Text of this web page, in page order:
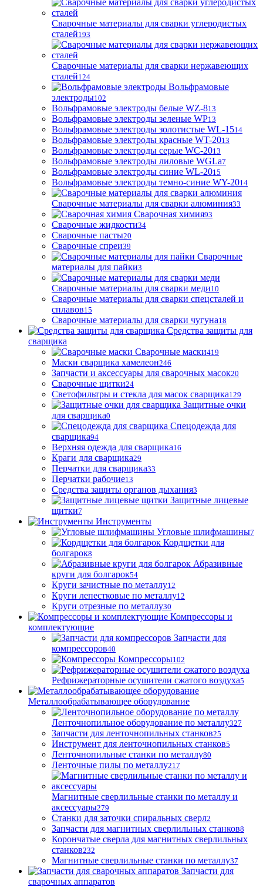
Сварочные материалы для сварки углеродистых
сталей193
Сварочные материалы для сварки нержавеющих
сталей124
Вольфрамовые
электроды102
Вольфрамовые электроды белые WZ-813
Вольфрамовые электроды зеленые WP13
Вольфрамовые электроды золотистые WL-1514
Вольфрамовые электроды красные WT-2013
Вольфрамовые электроды серые WC-2013
Вольфрамовые электроды лиловые WGLa7
Вольфрамовые электроды синие WL-2015
Вольфрамовые электроды темно-синие WY-2014
Сварочные материалы для сварки алюминия33
Сварочная химия93
Сварочные жидкости34
Сварочные пасты20
Сварочные спреи39
Сварочные
материалы для пайки3
Сварочные материалы для сварки меди10
Сварочные материалы для сварки спецсталей и
сплавов15
Сварочные материалы для сварки чугуна18
Средства защиты для
сварщика
Сварочные маски419
Маски сварщика хамелеон246
Запчасти и аксессуары для сварочных масок20
Сварочные щитки24
Светофильтры и стекла для масок сварщика129
Защитные очки
для сварщика0
Спецодежда для
сварщика94
Верхняя одежда для сварщика16
Краги для сварщика29
Перчатки для сварщика33
Перчатки рабочие13
Средства защиты органов дыхания3
Защитные лицевые
щитки7
Инструменты
Угловые шлифмашины7
Кордщетки для
болгарок8
Абразивные
круги для болгарок54
Круги зачистные по металлу12
Круги лепестковые по металлу12
Круги отрезные по металлу30
Компрессоры и
комплектующие
Запчасти для
компрессоров40
Компрессоры102
Рефрижераторные осушители сжатого воздуха5
Металлообрабатывающее оборудование
Ленточнопильное оборудование по металлу327
Запчасти для ленточнопильных станков25
Инструмент для ленточнопильных станков5
Ленточнопильные станки по металлу80
Ленточные пилы по металлу217
Магнитные сверлильные станки по металлу и
аксессуары279
Станки для заточки спиральных сверл2
Запчасти для магнитных сверлильных станков8
Корончатые сверла для магнитных сверлильных
станков232
Магнитные сверлильные станки по металлу37
Запчасти для
сварочных аппаратов